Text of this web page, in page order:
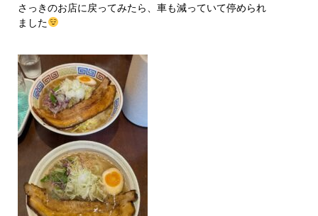
さっきのお店に戻ってみたら、車も減っていて停められ
ました